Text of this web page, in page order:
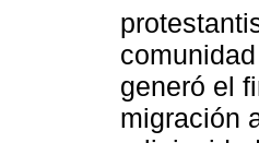
generó el
migración